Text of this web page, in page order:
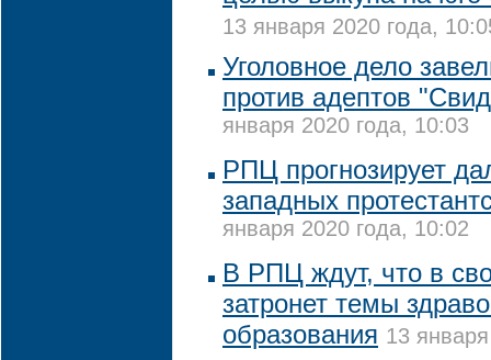
13 января 2020 года,
Уголовное дело
против адептов
января 2020 года, 10:03
РПЦ прогнозирует
западных
января 2020 года, 10:02
В РПЦ ждут, что в
затронет темы
образования 13